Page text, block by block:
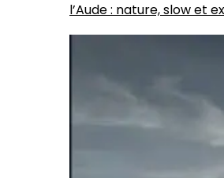
l’Aude : nature, slow et